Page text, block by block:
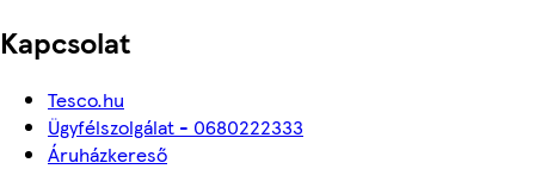
Kapcsolat
Tesco.hu
Ügyfélszolgálat - 0680222333
Áruházkereső